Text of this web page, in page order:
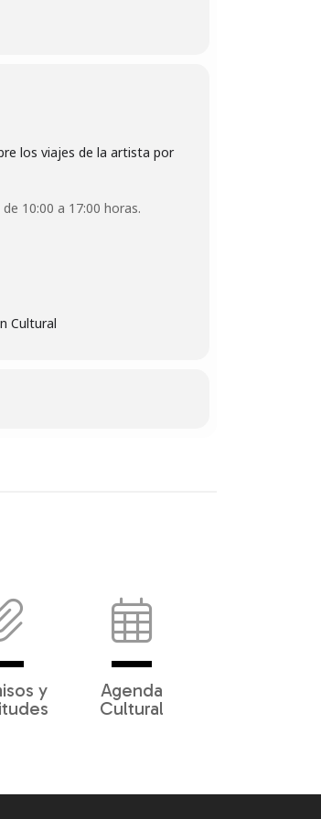
los viajes de la artista por
10:00 a 17:00 horas.
Cultural
y
Agenda
Cultural